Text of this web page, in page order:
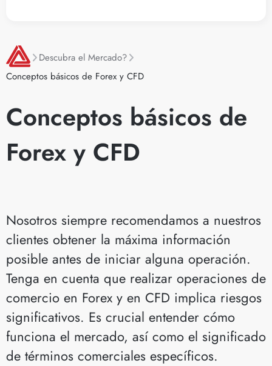
Descubra el Mercado?
Conceptos básicos de Forex y CFD
Conceptos básicos de
Forex y CFD
Nosotros siempre recomendamos a nuestros
clientes obtener la máxima información
posible antes de iniciar alguna operación.
Tenga en cuenta que realizar operaciones de
comercio en Forex y en CFD implica riesgos
significativos. Es crucial entender cómo
funciona el mercado, así como el significado
de términos comerciales específicos.